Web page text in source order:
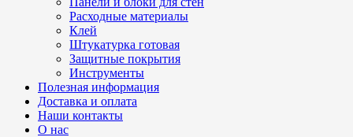
Расходные материалы
Клей
Штукатурка готовая
Защитные покрытия
Инструменты
Полезная информация
Доставка и оплата
Наши контакты
О нас